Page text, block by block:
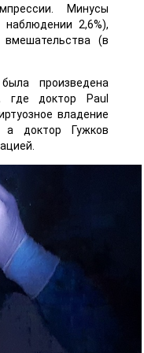
Минусы
2,6%),
вмешательства (в
произведена
где доктор Paul
владение
а доктор Гужков